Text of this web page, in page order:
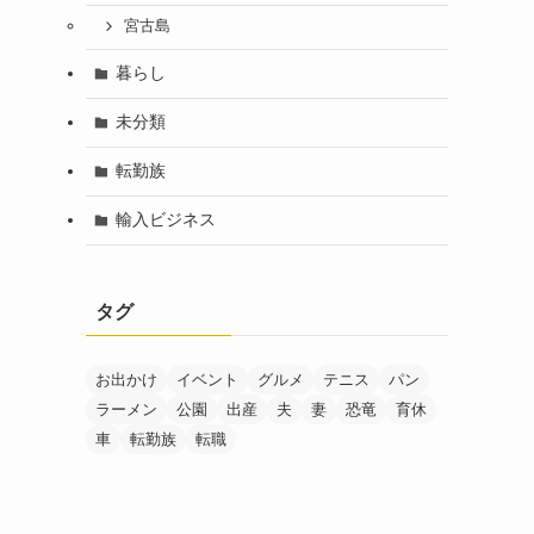
宮古島
暮らし
未分類
転勤族
輸入ビジネス
タグ
お出かけ イベント グルメ テニス
パン
ラーメン
公園 出産 夫 妻 恐竜
育休
車
転勤族 転職